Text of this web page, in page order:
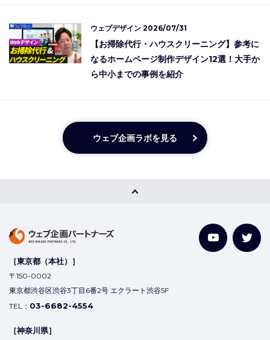
ウェブデザイン 2026/07/31
【お掃除代行・ハウスクリーニング】参考に
なるホームページ制作デザイン12選！大手か
ら中小までの事例を紹介
ウェブ企画ラボを見る
［東京都（本社）］
〒150-0002
東京都渋谷区渋谷3丁目6番2号 エクラート渋谷5F
TEL： 03-6682-4554
［神奈川県］